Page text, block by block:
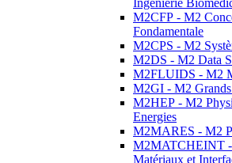
Ingéniérie
M2CFP - M2
Fondamentale
M2CPS - M2
M2DS - M2 Data
M2FLUIDS - M2
M2GI - M2
M2HEP - M2
Energies
M2MARES - M2
M2MATCHEINT -
Matériaux et